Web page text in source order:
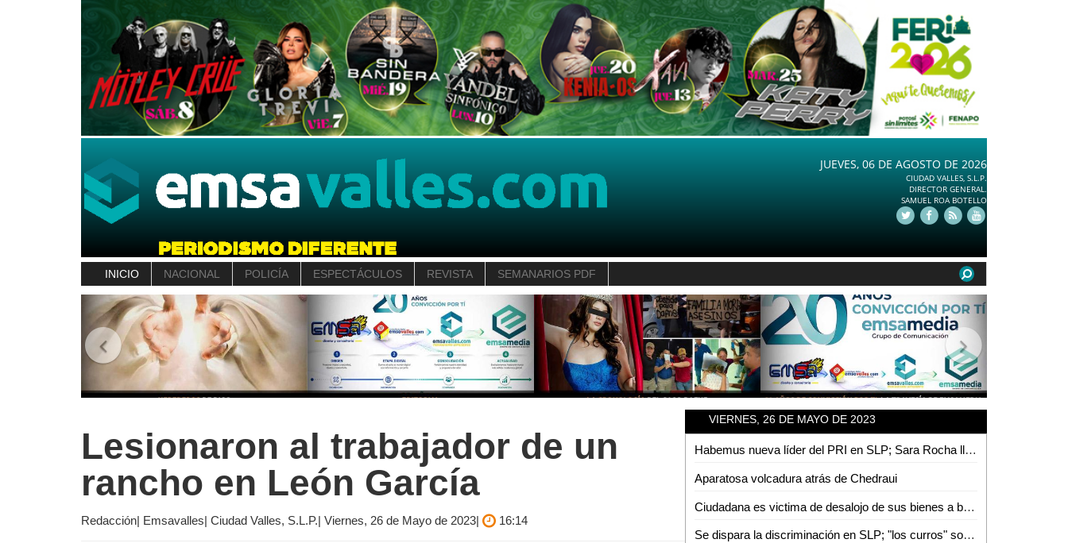
JUEVES, 06 DE AGOSTO DE 2026
CIUDAD VALLES, S.L.P.
DIRECTOR GENERAL.
SAMUEL ROA BOTELLO
INICIO NACIONAL POLICÍA ESPECTÁCULOS REVISTA SEMANARIOS PDF
Lesionaron al trabajador de un
rancho en León García
Redacción| Emsavalles| Ciudad Valles, S.L.P.| Viernes, 26 de Mayo de 2023| 16:14
VIERNES, 26 DE MAYO DE 2023
Habemus nueva líder del PRI en SLP; Sara Rocha llega a la dirigencia estatal
Aparatosa volcadura atrás de Chedraui
Ciudadana es victima de desalojo de sus bienes a base de amenazas
Se dispara la discriminación en SLP; "los curros" son el principal sector discriminador